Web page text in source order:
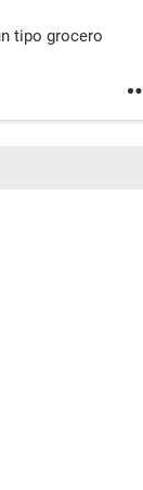
tipo grocero